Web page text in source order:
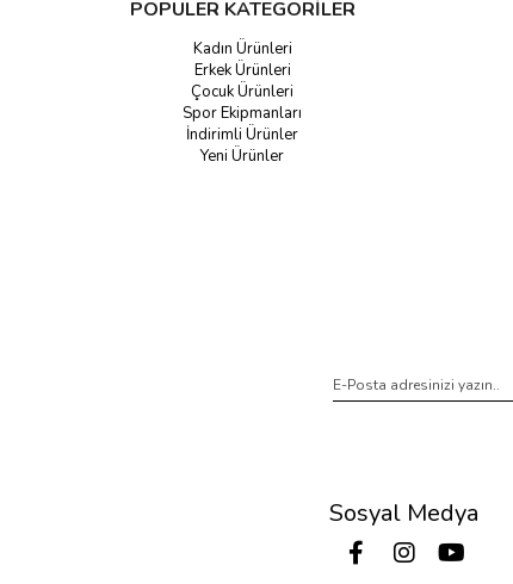
hafif korumaya sahip olun!POPÜLER KATEGORİLER
Kadın Ürünleri
Erkek Ürünleri
Çocuk Ürünleri
Spor Ekipmanları
İndirimli Ürünler
Yeni Ürünler
Sosyal Medya